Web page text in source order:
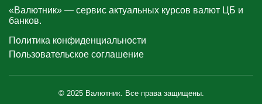
«Валютник» — сервис актуальных курсов валют ЦБ и
банков.
Политика конфиденциальности
Пользовательское соглашение
© 2025 Валютник. Все права защищены.